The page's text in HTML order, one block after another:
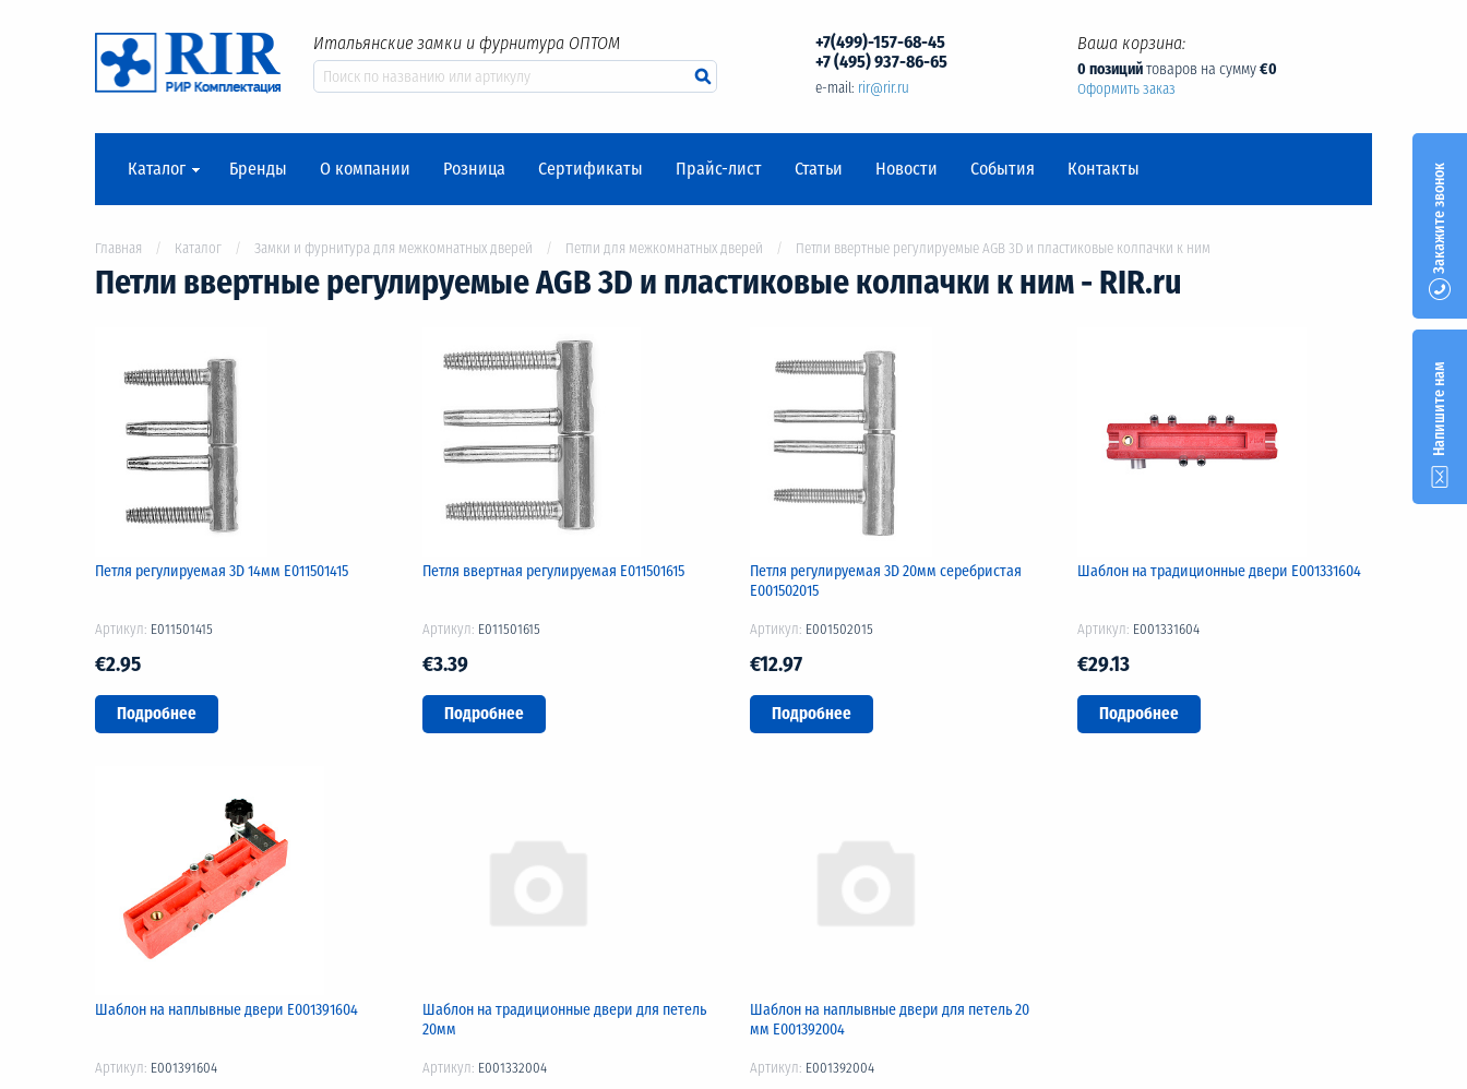
Итальянские замки и фурнитура ОПТОМ
+7(499)-157-68-45
+7 (495) 937-86-65
e-mail: rir@rir.ru
Ваша корзина:
0 позицийтоваров на сумму€0
Оформить заказ
Каталог Бренды О компании Розница Сертификаты Прайс-лист Статьи Новости События Контакты
Главная Каталог Замки и фурнитура для межкомнатных дверей Петли для межкомнатных дверей Петли ввертные регулируемые AGB 3D и пластиковые колпачки к ним
Петли ввертные регулируемые AGB 3D и пластиковые колпачки к ним - RIR.ru
Петля регулируемая 3D 14мм E011501415
Артикул: E011501415
€2.95
Подробнее
Петля ввертная регулируемая Е011501615
Артикул: E011501615
€3.39
Подробнее
Петля регулируемая 3D 20мм серебристая
E001502015
Артикул: E001502015
€12.97
Подробнее
Шаблон на традиционные двери Е001331604
Артикул: E001331604
€29.13
Подробнее
Шаблон на наплывные двери Е001391604
Артикул: E001391604
Шаблон на традиционные двери для петель
20мм
Артикул: E001332004
Шаблон на наплывные двери для петель 20
мм Е001392004
Артикул: E001392004
Закажите звонок
Напишите нам